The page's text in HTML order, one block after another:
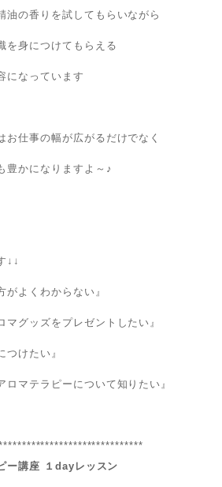
油の香りを試してもらいながら
を身につけてもらえる
になっています
お仕事の幅が広がるだけでなく
豊かになりますよ～♪
↓↓
がよくわからない』
マグッズをプレゼントしたい』
つけたい』
ロマテラピーについて知りたい』
ー講座 １dayレッスン